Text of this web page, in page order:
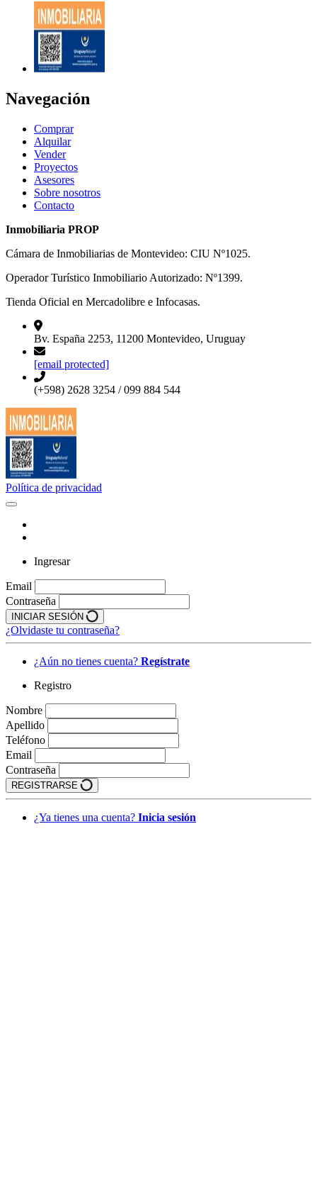
Navegación
Comprar
Alquilar
Vender
Proyectos
Asesores
Sobre nosotros
Contacto
Inmobiliaria PROP
Cámara de Inmobiliarias de Montevideo: CIU Nº1025.
Operador Turístico Inmobiliario Autorizado: Nº1399.
Tienda Oficial en Mercadolibre e Infocasas.
Bv. España 2253, 11200 Montevideo, Uruguay
[email protected]
(+598) 2628 3254 / 099 884 544
Política de privacidad
Ingresar
Email
Contraseña
INICIAR SESIÓN
¿Olvidaste tu contraseña?
¿Aún no tienes cuenta? Regístrate
Registro
Nombre
Apellido
Teléfono
Email
Contraseña
REGISTRARSE
¿Ya tienes una cuenta? Inicia sesión